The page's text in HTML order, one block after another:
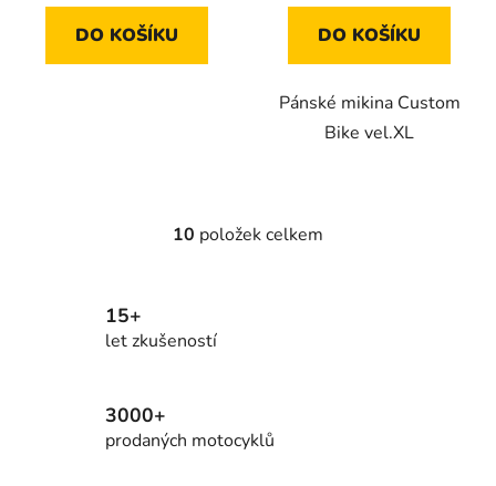
DO KOŠÍKU DO KOŠÍKU
Pánské mikina Custom
Bike vel.XL
O
p
10 položek celkem
15+
let zkušeností
3000+
prodaných motocyklů